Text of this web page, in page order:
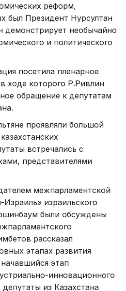
реформ,
был Президент Нурсултан
демонстрирует необычайно
и политического
посетила пленарное
ходе которого Р.Ривлин
обращение к депутатам
проявляли большой
встречались с
представителями
межпарламентской
израильского
были обсуждены
рассказал
этапах развития
этап
инновационного
из Казахстана